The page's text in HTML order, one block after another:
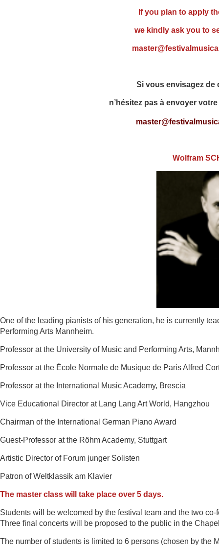
If you plan to apply
we kindly ask you to
Si vous envisagez de
n’hésitez pas à envoyer
Wolfram
One of the leading pianists of his generation, he is currently
Performing Arts Mannheim.
Professor at the University of Music and Performing Arts,
Professor at the École Normale de Musique de Paris Alfred
Professor at the International Music Academy, Brescia
Vice Educational Director at Lang Lang Art World, Hangzhou
Chairman of the International German Piano Award
Guest-Professor at the Röhm Academy, Stuttgart
Artistic Director of Forum junger Solisten
Patron of Weltklassik am Klavier
The master class will take place over 5 days.
Students will be welcomed by the festival team and the two
Three final concerts will be proposed to the public in the
The number of students is limited to 6 persons (chosen by the